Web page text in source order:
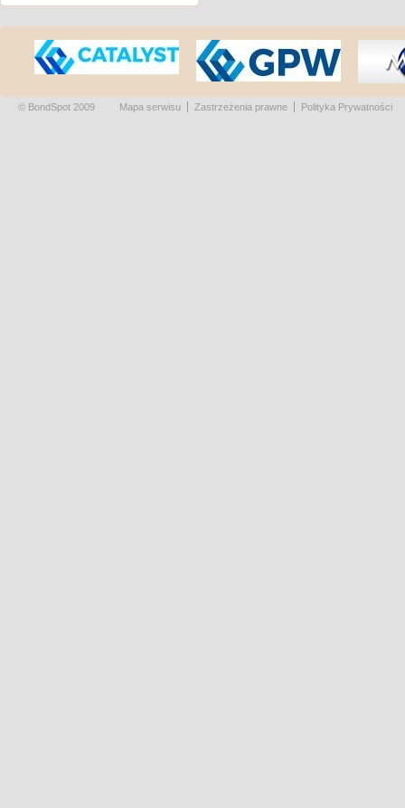
© BondSpot 2009 Mapa serwisu Zastrzeżenia prawne Polityka Prywatności